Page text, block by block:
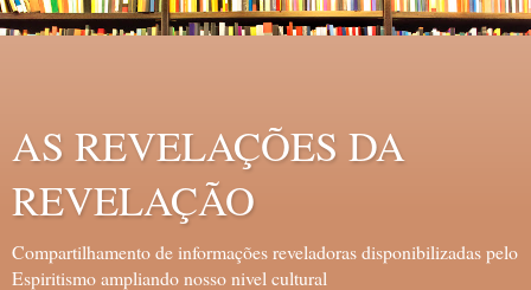
AS REVELAÇÕES DA
REVELAÇÃO
Compartilhamento de informações reveladoras disponibilizadas pelo
Espiritismo ampliando nosso nivel cultural